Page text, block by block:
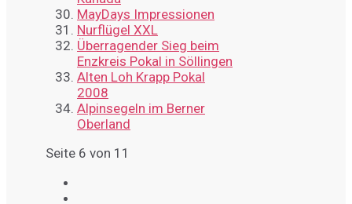
MayDays Impressionen
Nurflügel XXL
Überragender Sieg beim
Enzkreis Pokal in Söllingen
Alten Loh Krapp Pokal
2008
Alpinsegeln im Berner
Oberland
Seite 6 von 11